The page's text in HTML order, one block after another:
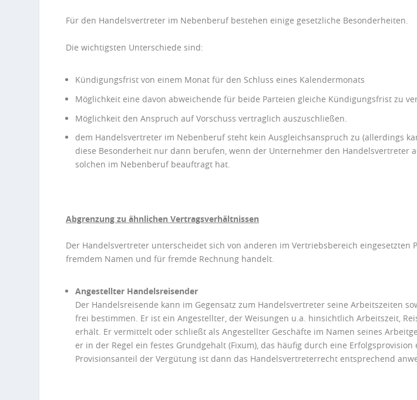
Für den Handelsvertreter im Nebenberuf bestehen einige gesetzliche Besonderheiten.
Die wichtigsten Unterschiede sind:
Kündigungsfrist von einem Monat für den Schluss eines Kalendermonats
Möglichkeit eine davon abweichende für beide Parteien gleiche Kündigungsfrist zu
Möglichkeit den Anspruch auf Vorschuss vertraglich auszuschließen.
dem Handelsvertreter im Nebenberuf steht kein Ausgleichsanspruch zu (allerdings
diese Besonderheit nur dann berufen, wenn der Unternehmer den Handelsvertreter
solchen im Nebenberuf beauftragt hat.
Abgrenzung zu ähnlichen Vertragsverhältnissen
Der Handelsvertreter unterscheidet sich von anderen im Vertriebsbereich eingesetzten
fremdem Namen und für fremde Rechnung handelt.
Angestellter Handelsreisender
Der Handelsreisende kann im Gegensatz zum Handelsvertreter seine Arbeitszeiten
frei bestimmen. Er ist ein Angestellter, der Weisungen u.a. hinsichtlich Arbeitszeit,
erhält. Er vermittelt oder schließt als Angestellter Geschäfte im Namen seines
er in der Regel ein festes Grundgehalt (Fixum), das häufig durch eine
Provisionsanteil der Vergütung ist dann das Handelsvertreterrecht entsprechend